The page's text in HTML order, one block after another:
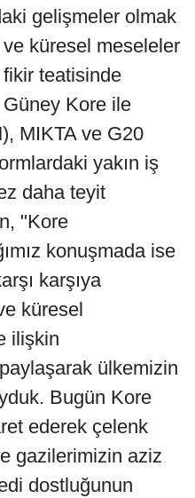
gelişmeler olmak
küresel meseleler
fikir teatisinde
Güney Kore ile
MIKTA ve G20
yakın iş
daha teyit
"Kore
konuşmada ise
karşıya
küresel
ilişkin
ülkemizin
Bugün Kore
ederek çelenk
gazilerimizin aziz
dostluğunun